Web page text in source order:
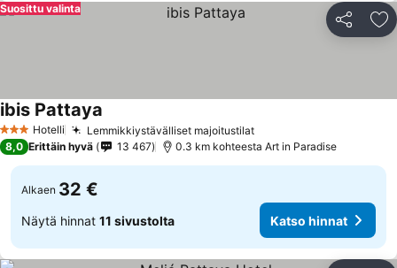
Jaa
Suosittu valinta
3 Tähtiluokitus
Hotelli Lemmikkiystävälliset majoitustilat
ibis Pattaya
8,0 Erittäin hyvä 13 467 0.3 km kohteesta Art in Paradise
Alkaen 32 €
Näytä hinnat 11 sivustolta Katso hinnat